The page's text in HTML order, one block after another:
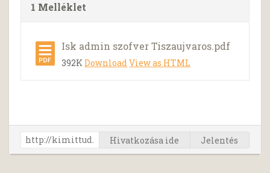
1 Melléklet
Isk admin szofver Tiszaujvaros.pdf
392KDownloadView as HTML
Hivatkozása ide Jelentés